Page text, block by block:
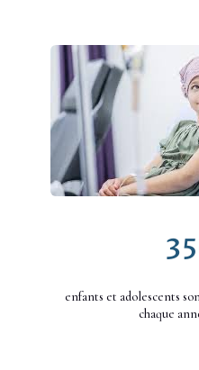
enfants et adolescents
chaque